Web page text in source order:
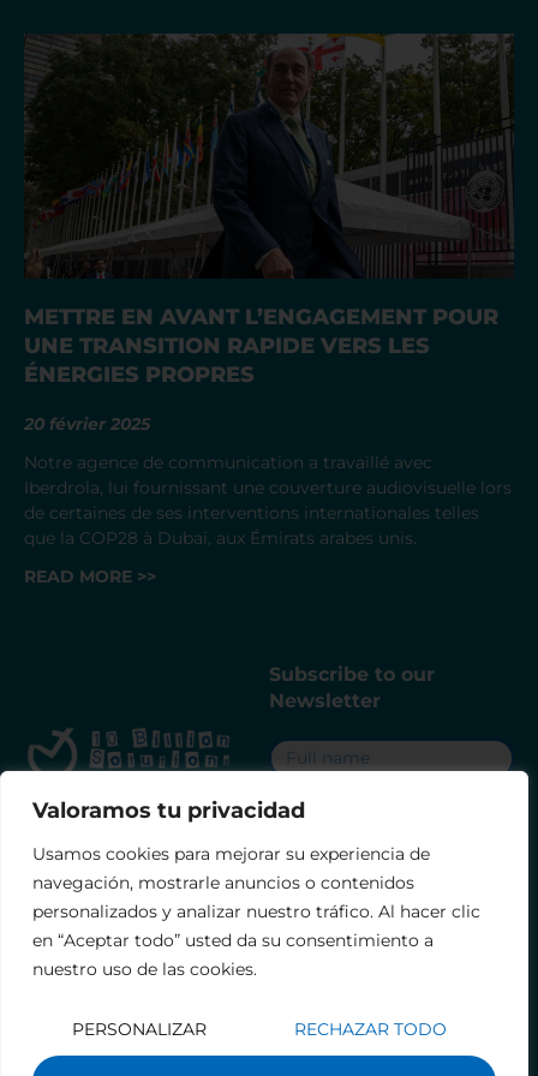
Valoramos tu privacidad
Usamos cookies para mejorar su experiencia de
navegación, mostrarle anuncios o contenidos
personalizados y analizar nuestro tráfico. Al hacer clic
en “Aceptar todo” usted da su consentimiento a
nuestro uso de las cookies.
PERSONALIZAR RECHAZAR TODO
METTRE EN AVANT L’ENGAGEMENT POUR
UNE TRANSITION RAPIDE VERS LES
ÉNERGIES PROPRES
20 février 2025
Notre agence de communication a travaillé avec
Iberdrola, lui fournissant une couverture audiovisuelle lors
de certaines de ses interventions internationales telles
que la COP28 à Dubaï, aux Émirats arabes unis.
READ MORE >>
Subscribe to our
Newsletter
Contact
Mentions légales
Copyright © 2026 10
Powered By KARMA
AGENCY
FINANCED BY THE EUROPEAN